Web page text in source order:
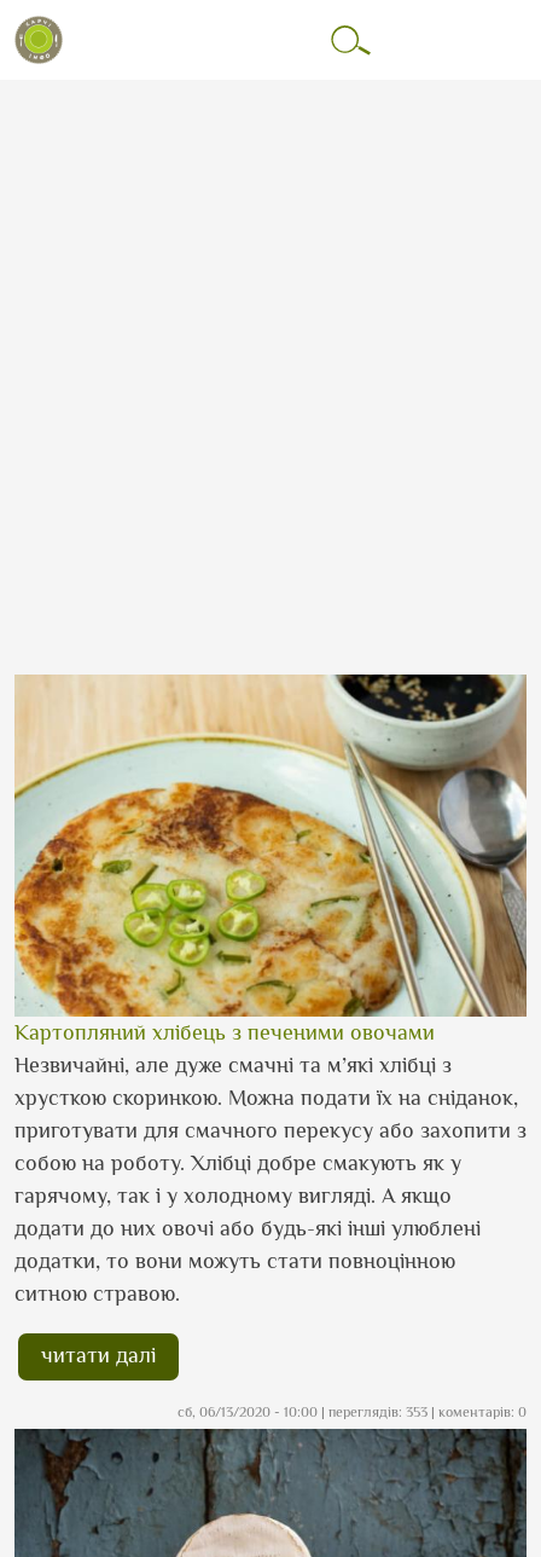
Картопляний хлібець з печеними овочами
Незвичайні, але дуже смачні та м’які хлібці з
хрусткою скоринкою. Можна подати їх на сніданок,
приготувати для смачного перекусу або захопити з
собою на роботу. Хлібці добре смакують як у
гарячому, так і у холодному вигляді. А якщо
додати до них овочі або будь-які інші улюблені
додатки, то вони можуть стати повноцінною
ситною стравою.
читати далі
сб, 06/13/2020 - 10:00 | переглядів: 353 | коментарів: 0